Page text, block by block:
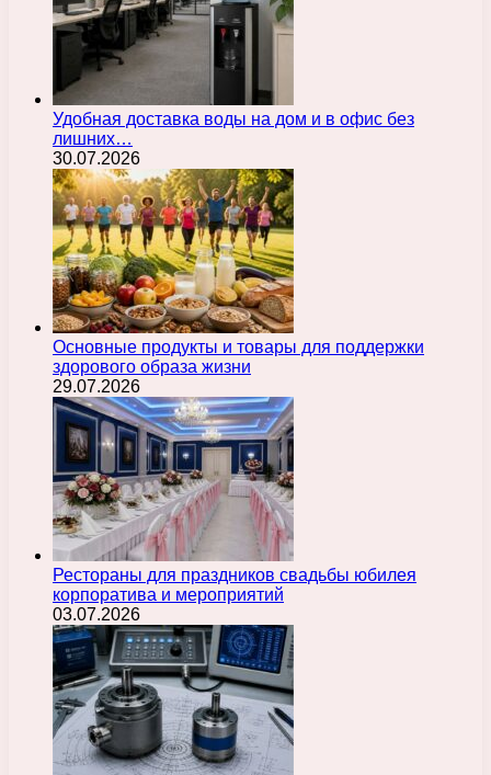
Удобная доставка воды на дом и в офис без
лишних…
30.07.2026
Основные продукты и товары для поддержки
здорового образа жизни
29.07.2026
Рестораны для праздников свадьбы юбилея
корпоратива и мероприятий
03.07.2026